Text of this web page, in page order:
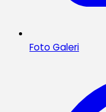
Foto Galeri